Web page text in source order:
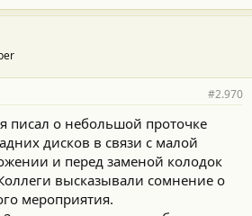
#2.970
я писал о небольшой проточке
дисков в связи с малой
и перед заменой колодок
высказывали сомнение о
мероприятия.